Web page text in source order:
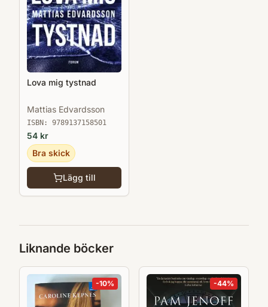
Lova mig tystnad
Mattias Edvardsson
ISBN: 9789137158501
54 kr
Bra skick
Lägg till
Liknande böcker
-10% -44%